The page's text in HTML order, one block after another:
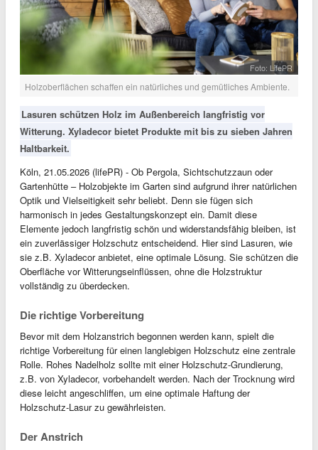
Foto: LifePR
Holzoberflächen schaffen ein natürliches und gemütliches Ambiente.
Lasuren schützen Holz im Außenbereich langfristig vor
Witterung. Xyladecor bietet Produkte mit bis zu sieben Jahren
Haltbarkeit.
Köln, 21.05.2026 (lifePR) - Ob Pergola, Sichtschutzzaun oder
Gartenhütte – Holzobjekte im Garten sind aufgrund ihrer natürlichen
Optik und Vielseitigkeit sehr beliebt. Denn sie fügen sich
harmonisch in jedes Gestaltungskonzept ein. Damit diese
Elemente jedoch langfristig schön und widerstandsfähig bleiben, ist
ein zuverlässiger Holzschutz entscheidend. Hier sind Lasuren, wie
sie z.B. Xyladecor anbietet, eine optimale Lösung. Sie schützen die
Oberfläche vor Witterungseinflüssen, ohne die Holzstruktur
vollständig zu überdecken.
Die richtige Vorbereitung
Bevor mit dem Holzanstrich begonnen werden kann, spielt die
richtige Vorbereitung für einen langlebigen Holzschutz eine zentrale
Rolle. Rohes Nadelholz sollte mit einer Holzschutz-Grundierung,
z.B. von Xyladecor, vorbehandelt werden. Nach der Trocknung wird
diese leicht angeschliffen, um eine optimale Haftung der
Holzschutz-Lasur zu gewährleisten.
Der Anstrich